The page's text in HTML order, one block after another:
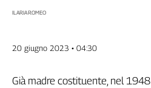
Fisac
Flc
Nidil
ILARIA ROMEO
20 giugno 2023 • 04:30
Già madre costituente, nel 1948